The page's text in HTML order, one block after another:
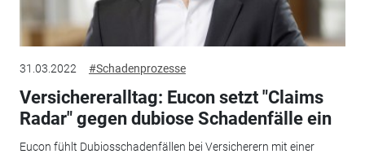
31.03.2022 #Schadenprozesse
Versichereralltag: Eucon setzt "Claims
Radar" gegen dubiose Schadenfälle ein
Eucon fühlt Dubiosschadenfällen bei Versicherern mit einer